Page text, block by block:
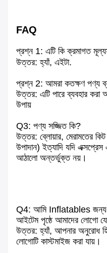
FAQ
প্রশ্ন 1: এটি কি ক্রমাগত
উত্তর: হ্যাঁ, এইটা.
প্রশ্ন 2: আমরা কতক্ষণ পণ্য
উত্তর: এটি পারেব্যবহার করা
উপায়
Q3: পণ্য সজ্জিত কি?
উত্তর: ব্লোয়ার, মেরামতের
উপাদান) ইত্যাদি যদি এক্সপ্রেস
আঠালো অন্তর্ভুক্ত নয়।
Q4: আমি Inflatables জন্য
আইটেম পৃষ্ঠে আমাদের লোগো
উত্তর: হ্যাঁ, আপনার অনুরোধ
লোগোটি কাস্টমাইজ করা যায়।